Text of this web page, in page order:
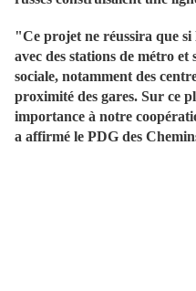
"Ce projet ne réussira que si
avec des stations de métro
sociale, notamment des
proximité des gares. Sur ce
importance à notre
a affirmé le PDG des